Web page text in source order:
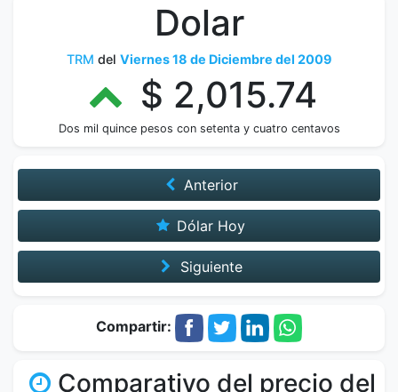
Dolar
TRM del Viernes 18 de Diciembre del 2009
$ 2,015.74
Dos mil quince pesos con setenta y cuatro centavos
Anterior
Dólar Hoy
Siguiente
Compartir:
Comparativo del precio del